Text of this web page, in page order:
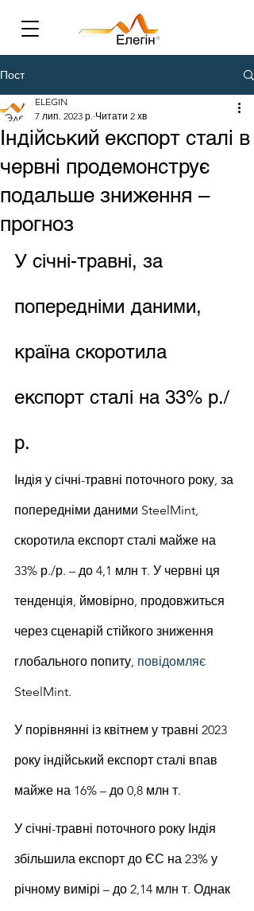
Пост
Індійський експорт сталі в
червні продемонструє
подальше зниження –
прогноз
ELEGIN
7 лип. 2023 р. Читати 2 хв
У січні-травні, за
попередніми даними,
країна скоротила
експорт сталі на 33% р./
р.
Індія у січні-травні поточного року, за
попередніми даними SteelMint,
скоротила експорт сталі майже на
33% р./р. – до 4,1 млн т. У червні ця
тенденція, ймовірно, продовжиться
через сценарій стійкого зниження
глобального попиту, повідомляє
SteelMint.
У порівнянні із квітнем у травні 2023
року індійський експорт сталі впав
майже на 16% – до 0,8 млн т.
У січні-травні поточного року Індія
збільшила експорт до ЄС на 23% у
річному вимірі – до 2,14 млн т. Однак